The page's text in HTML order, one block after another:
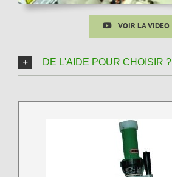
VOIR LA VIDEO
DE L'AIDE POUR CHOISIR ?